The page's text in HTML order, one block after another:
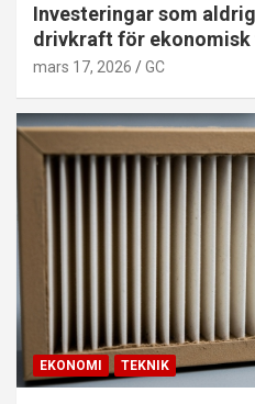
Investeringar som
drivkraft för
mars 17, 2026 GC
EKONOMI TEKNIK